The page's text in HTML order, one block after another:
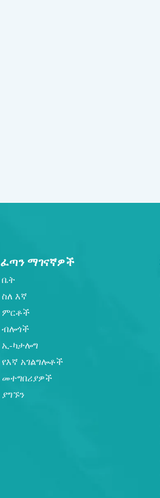
ፈጣን ማገናኛዎች
ቤት
ስለ እኛ
ምርቶች
ብሎጎች
ኢ-ካታሎግ
የእኛ አገልግሎቶች
መተግበሪያዎች
ያግኙን